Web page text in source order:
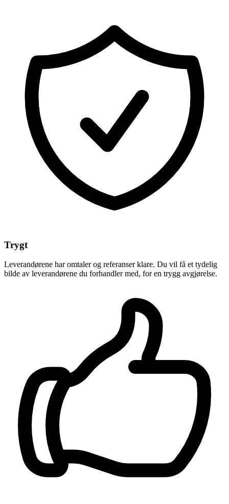
Trygt
Leverandørene har omtaler og referanser klare. Du vil få et tydelig
bilde av leverandørene du forhandler med, for en trygg avgjørelse.